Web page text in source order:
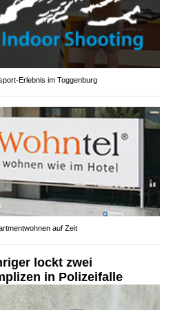
Erlebnis im Toggenburg
auf Zeit
lockt zwei
in Polizeifalle